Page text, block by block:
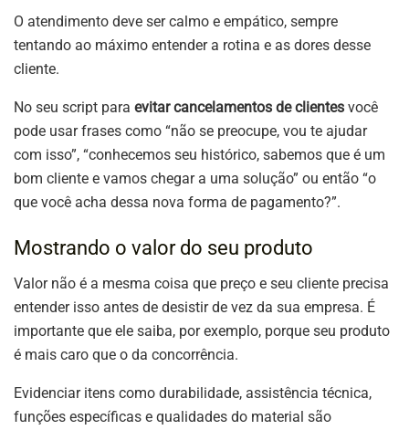
O atendimento deve ser calmo e empático, sempre
tentando ao máximo entender a rotina e as dores desse
cliente.
No seu script para evitar cancelamentos de clientes você
pode usar frases como “não se preocupe, vou te ajudar
com isso”, “conhecemos seu histórico, sabemos que é um
bom cliente e vamos chegar a uma solução” ou então “o
que você acha dessa nova forma de pagamento?”.
Mostrando o valor do seu produto
Valor não é a mesma coisa que preço e seu cliente precisa
entender isso antes de desistir de vez da sua empresa. É
importante que ele saiba, por exemplo, porque seu produto
é mais caro que o da concorrência.
Evidenciar itens como durabilidade, assistência técnica,
funções específicas e qualidades do material são